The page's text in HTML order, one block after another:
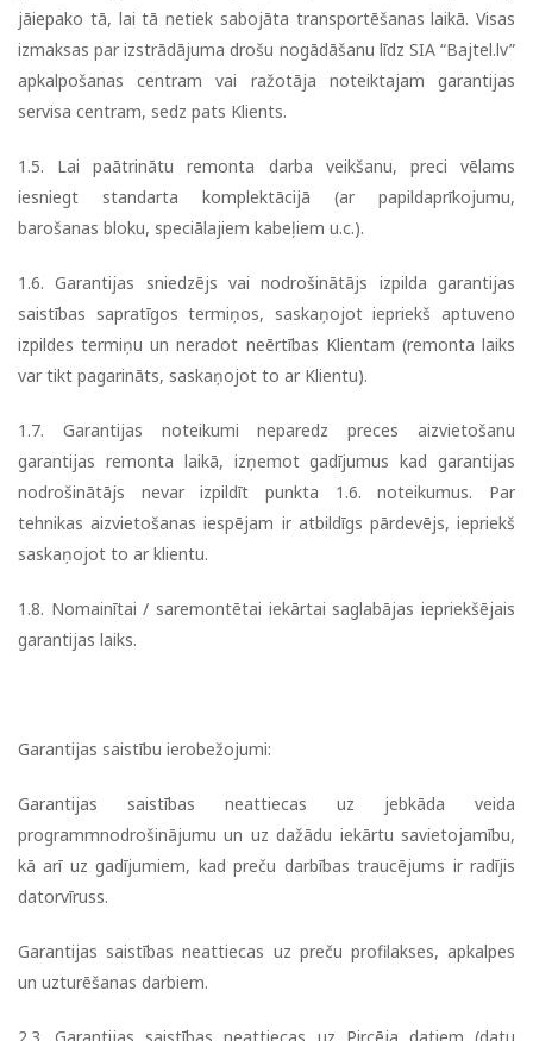
jāiepako tā, lai tā netiek sabojāta transportēšanas laikā. Visas
izmaksas par izstrādājuma drošu nogādāšanu līdz SIA “Bajtel.lv”
apkalpošanas centram vai ražotāja noteiktajam garantijas
servisa centram, sedz pats Klients.
1.5. Lai paātrinātu remonta darba veikšanu, preci vēlams
iesniegt standarta komplektācijā (ar papildaprīkojumu,
barošanas bloku, speciālajiem kabeļiem u.c.).
1.6. Garantijas sniedzējs vai nodrošinātājs izpilda garantijas
saistības sapratīgos termiņos, saskaņojot iepriekš aptuveno
izpildes termiņu un neradot neērtības Klientam (remonta laiks
var tikt pagarināts, saskaņojot to ar Klientu).
1.7. Garantijas noteikumi neparedz preces aizvietošanu
garantijas remonta laikā, izņemot gadījumus kad garantijas
nodrošinātājs nevar izpildīt punkta 1.6. noteikumus. Par
tehnikas aizvietošanas iespējam ir atbildīgs pārdevējs, iepriekš
saskaņojot to ar klientu.
1.8. Nomainītai / saremontētai iekārtai saglabājas iepriekšējais
garantijas laiks.
Garantijas saistību ierobežojumi:
Garantijas saistības neattiecas uz jebkāda veida
programmnodrošinājumu un uz dažādu iekārtu savietojamību,
kā arī uz gadījumiem, kad preču darbības traucējums ir radījis
datorvīruss.
Garantijas saistības neattiecas uz preču profilakses, apkalpes
un uzturēšanas darbiem.